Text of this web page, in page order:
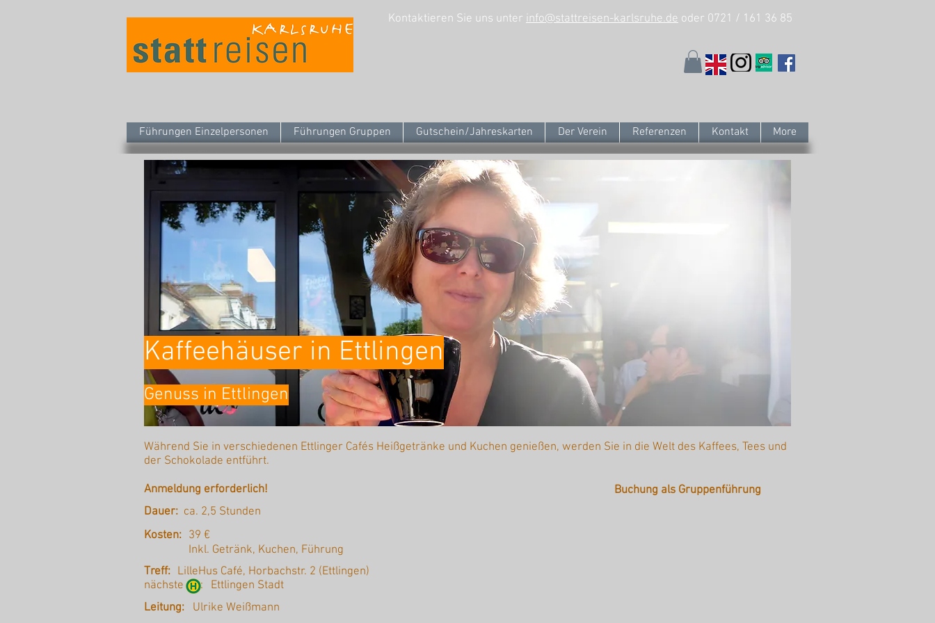
Kontaktieren Sie uns unter info@stattreisen-karlsruhe.de oder 0721 / 161 36 85
Führungen Einzelpersonen Führungen Gruppen Gutschein/Jahreskarten Der Verein Referenzen Kontakt More
Genuss in Ettlingen
Kaffeehäuser in Ettlingen
Während Sie in verschiedenen Ettlinger Cafés Heißgetränke und Kuchen genießen, werden Sie in die Welt des Kaffees, Tees und
der Schokolade entführt.
Buchung als Gruppenführung
Anmeldung erforderlich!
ca. 2,5 Stunden
Dauer:
Kosten: 39 €
Inkl. Getränk, Kuchen, Führung
LilleHus Café, Horbachstr. 2 (Ettlingen)
Treff:
nächste :
Ettlingen Stadt
Leitung:
Ulrike Weißmann